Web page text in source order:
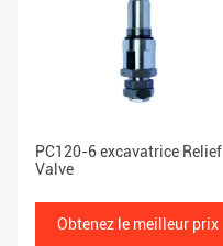
PC120-6 excavatrice Relief
Valve
Obtenez le meilleur prix